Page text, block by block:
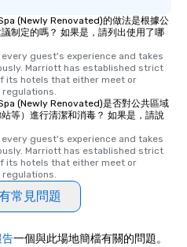
(Newly Renovated)的做法是根據公
制定的嗎？ 如果是，請列出使用了哪
guest's experience and takes
Marriott has established strict
its hotels that either meet or
(Newly Renovated)是否對公共區域
等）進行清潔和消毒？ 如果是，請說
guest's experience and takes
Marriott has established strict
its hotels that either meet or
常見問題
告一個與此場地簡檔有關的問題。